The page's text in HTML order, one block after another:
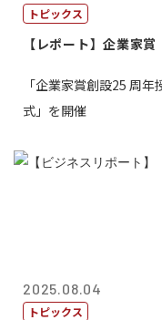
トピックス
【レポート】企業家賞
「企業家賞創設25 周年
式」を開催
2025.08.04
トピックス